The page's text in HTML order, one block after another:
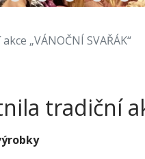
„VÁNOČNÍ SVAŘÁK“
tradiční